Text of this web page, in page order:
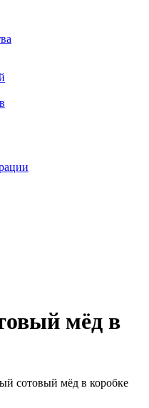
мёд в
сотовый мёд в коробке